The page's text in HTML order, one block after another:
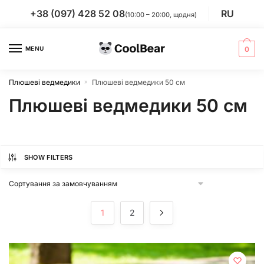
+38 (097) 428 52 08(10:00 – 20:00, щодня) RU
MENU 0
Плюшеві ведмедики » Плюшеві ведмедики 50 см
Плюшеві ведмедики 50 см
SHOW FILTERS
1 2